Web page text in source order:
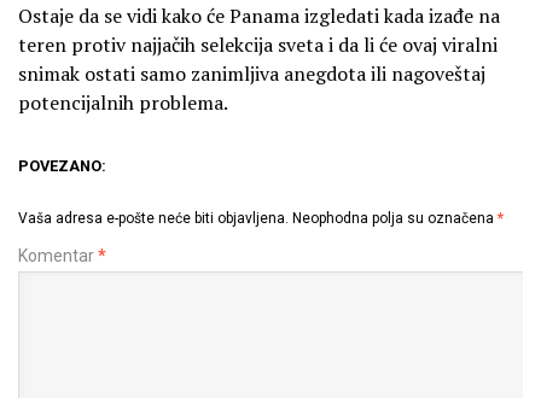
Ostaje da se vidi kako će Panama izgledati kada izađe na
teren protiv najjačih selekcija sveta i da li će ovaj viralni
snimak ostati samo zanimljiva anegdota ili nagoveštaj
potencijalnih problema.
POVEZANO:
Vaša adresa e-pošte neće biti objavljena. Neophodna polja su označena *
Komentar*